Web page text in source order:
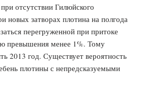
отсутствии Гилюйского
новых затворах плотина на полгода
перегруженной при притоке
превышения менее 1%. Тому
2013 год. Существует вероятность
плотины с непредсказуемыми